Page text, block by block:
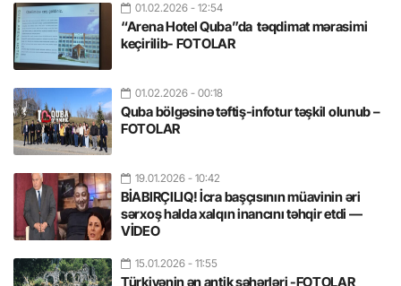
01.02.2026 - 12:54
“Arena Hotel Quba”da təqdimat mərasimi
keçirilib- FOTOLAR
01.02.2026 - 00:18
Quba bölgəsinə təftiş-infotur təşkil olunub –
FOTOLAR
19.01.2026 - 10:42
BİABIRÇILIQ! İcra başçısının müavinin əri
sərxoş halda xalqın inancını təhqir etdi —
VİDEO
15.01.2026 - 11:55
Türkiyənin ən antik şəhərləri -FOTOLAR